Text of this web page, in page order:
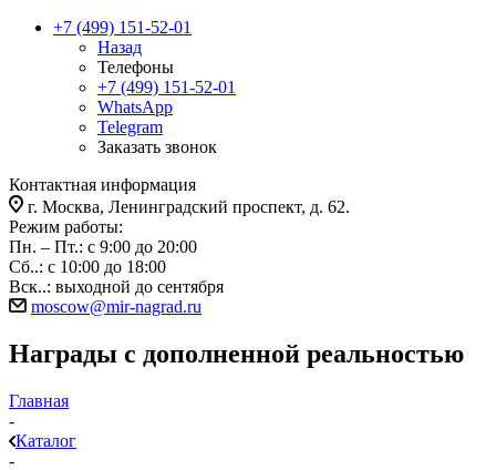
+7 (499) 151-52-01
Назад
Телефоны
+7 (499) 151-52-01
WhatsApp
Telegram
Заказать звонок
Контактная информация
г. Москва, Ленинградский проспект, д. 62.
Режим работы:
Пн. – Пт.: с 9:00 до 20:00
Сб..: с 10:00 до 18:00
Вск..: выходной до сентября
moscow@mir-nagrad.ru
Награды с дополненной реальностью
Главная
-
Каталог
-